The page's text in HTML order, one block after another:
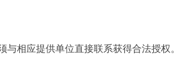
相应提供单位直接联系获得合法授权。